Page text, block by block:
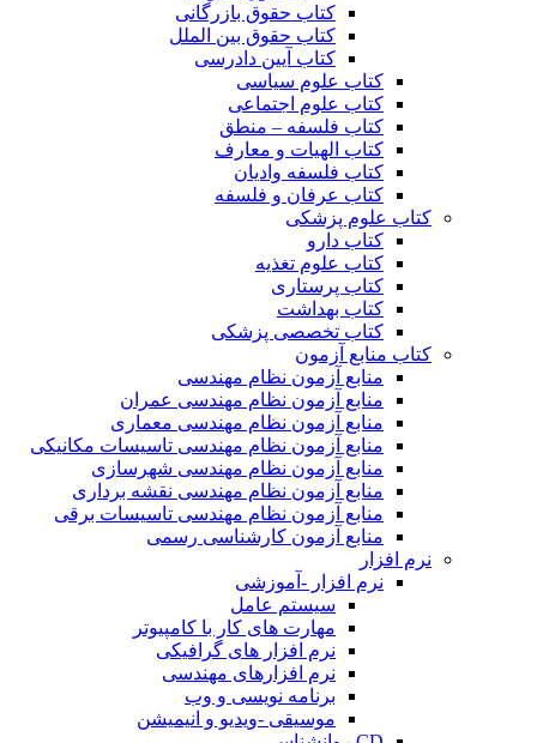
کتاب حقوق بازرگانی
کتاب حقوق بین الملل
کتاب آیین دادرسی
کتاب علوم سیاسی
کتاب علوم اجتماعی
کتاب فلسفه – منطق
کتاب الهیات و معارف
کتاب فلسفه وادیان
کتاب عرفان و فلسفه
کتاب علوم پزشکی
کتاب دارو
کتاب علوم تغذیه
کتاب پرستاری
کتاب بهداشت
کتاب تخصصی پزشکی
کتاب منابع آزمون
منابع آزمون نظام مهندسی
منابع آزمون نظام مهندسی عمران
منابع آزمون نظام مهندسی معماری
منابع آزمون نظام مهندسی تاسیسات مکانیکی
منابع آزمون نظام مهندسی شهرسازی
منابع آزمون نظام مهندسی نقشه برداری
منابع آزمون نظام مهندسی تاسیسات برقی
منابع آزمون کارشناسی رسمی
نرم افزار
نرم افزار -آموزشی
سیستم عامل
مهارت های کار با کامپیوتر
نرم افزار های گرافیکی
نرم افزارهای مهندسی
برنامه نویسی و وب
موسیقی -ویدیو و انیمیشن